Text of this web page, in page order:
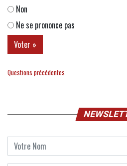
Non
Ne se prononce pas
Questions précédentes